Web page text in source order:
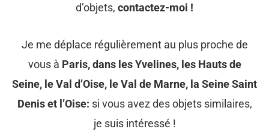
d’objets, contactez-moi !
Je me déplace régulièrement au plus proche de
vous à Paris, dans les Yvelines, les Hauts de
Seine, le Val d’Oise, le Val de Marne, la Seine Saint
Denis et l’Oise: si vous avez des objets similaires,
je suis intéressé !